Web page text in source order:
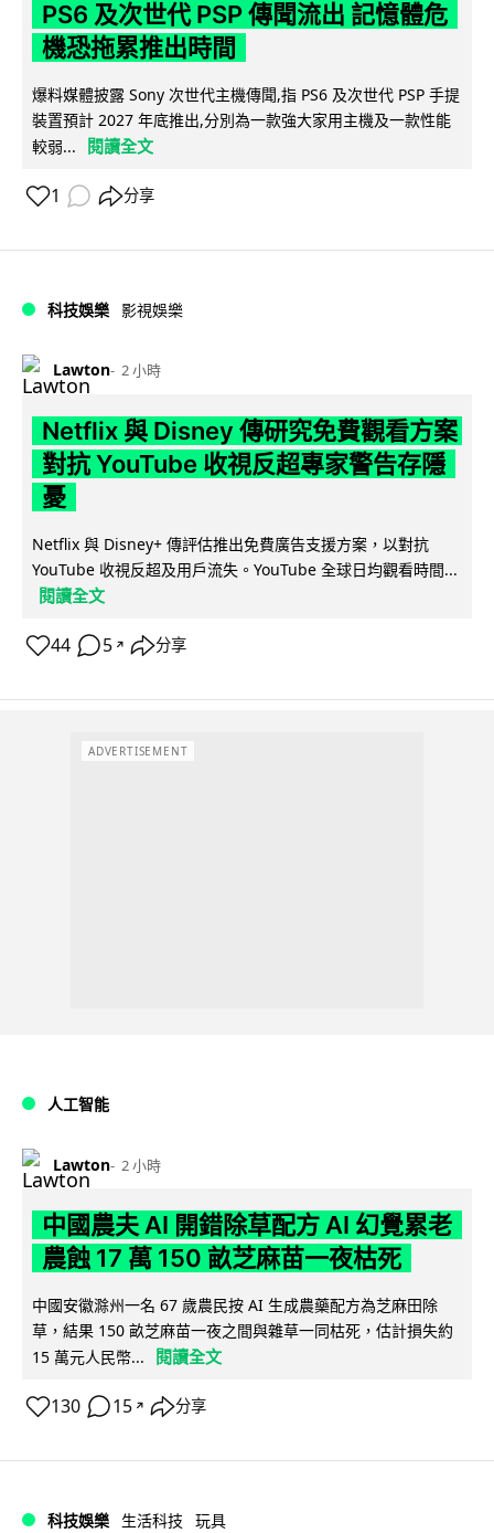
PS6 及次世代 PSP 傳聞流出 記憶體危
機恐拖累推出時間
爆料媒體披露 Sony 次世代主機傳聞,指 PS6 及次世代 PSP 手提
裝置預計 2027 年底推出,分別為一款強大家用主機及一款性能
較弱...
閱讀全文
1 分享
科技娛樂 影視娛樂
Lawton 2 小時
Netflix 與 Disney 傳研究免費觀看方案
對抗 YouTube 收視反超專家警告存隱
憂
Netflix 與 Disney+ 傳評估推出免費廣告支援方案，以對抗
YouTube 收視反超及用戶流失。YouTube 全球日均觀看時間...
閱讀全文
44 5 ↗ 分享
ADVERTISEMENT
人工智能
Lawton 2 小時
中國農夫 AI 開錯除草配方 AI 幻覺累老
農蝕 17 萬 150 畝芝麻苗一夜枯死
中國安徽滁州一名 67 歲農民按 AI 生成農藥配方為芝麻田除
草，結果 150 畝芝麻苗一夜之間與雜草一同枯死，估計損失約
15 萬元人民幣...
閱讀全文
130 15 ↗ 分享
科技娛樂 生活科技 玩具